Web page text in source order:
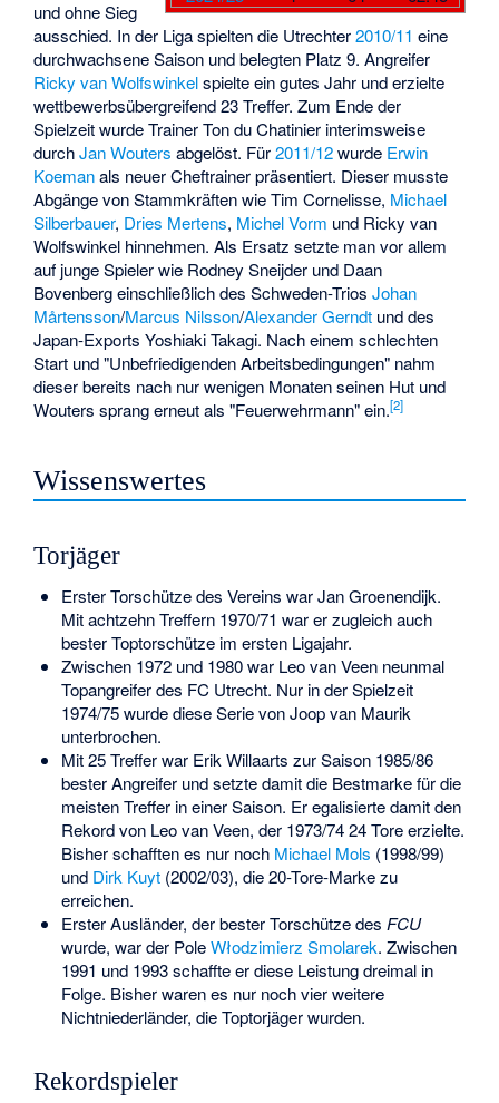
und ohne Sieg
ausschied. In der Liga spielten die Utrechter2010/11 eine
durchwachsene Saison und belegten Platz 9. Angreifer
Ricky van Wolfswinkelspielte ein gutes Jahr und erzielte
wettbewerbsübergreifend 23 Treffer. Zum Ende der
Spielzeit wurde TrainerTon du Chatinier interimsweise
durchJan Wouters abgelöst. Für2011/12wurde Erwin
Koemanals neuer Cheftrainer präsentiert. Dieser musste
Abgänge von Stammkräften wieTim Cornelisse, Michael
Silberbauer, Dries Mertens, Michel Vorm und Ricky van
Wolfswinkel hinnehmen. Als Ersatz setzte man vor allem
auf junge Spieler wie Rodney Sneijder und Daan
Bovenbergeinschließlich des Schweden-TriosJohan
Mårtensson/Marcus Nilsson/Alexander Gerndt und des
Japan-ExportsYoshiaki Takagi. Nach einem schlechten
Start und "Unbefriedigenden Arbeitsbedingungen" nahm
dieser bereits nach nur wenigen Monaten seinen Hut und
Wouters sprang erneut als "Feuerwehrmann" ein.[2]
Wissenswertes
Torjäger
Erster Torschütze des Vereins warJan Groenendijk.
Mit achtzehn Treffern 1970/71 war er zugleich auch
bester Toptorschütze im ersten Ligajahr.
Zwischen 1972 und 1980 war Leo van Veenneunmal
Topangreifer des FC Utrecht. Nur in der Spielzeit
1974/75 wurde diese Serie vonJoop van Maurik
unterbrochen.
Mit 25 Treffer war Erik Willaarts zur Saison 1985/86
bester Angreifer und setzte damit die Bestmarke für die
meisten Treffer in einer Saison. Er egalisierte damit den
Rekord von Leo van Veen, der 1973/74 24 Tore erzielte.
Bisher schafften es nur noch Michael Mols (1998/99)
und Dirk Kuyt(2002/03), die 20-Tore-Marke zu
erreichen.
Erster Ausländer, der bester Torschütze des FCU
wurde, war der PoleWłodzimierz Smolarek. Zwischen
1991 und 1993 schaffte er diese Leistung dreimal in
Folge. Bisher waren es nur noch vier weitere
Nichtniederländer, die Toptorjäger wurden.
Rekordspieler